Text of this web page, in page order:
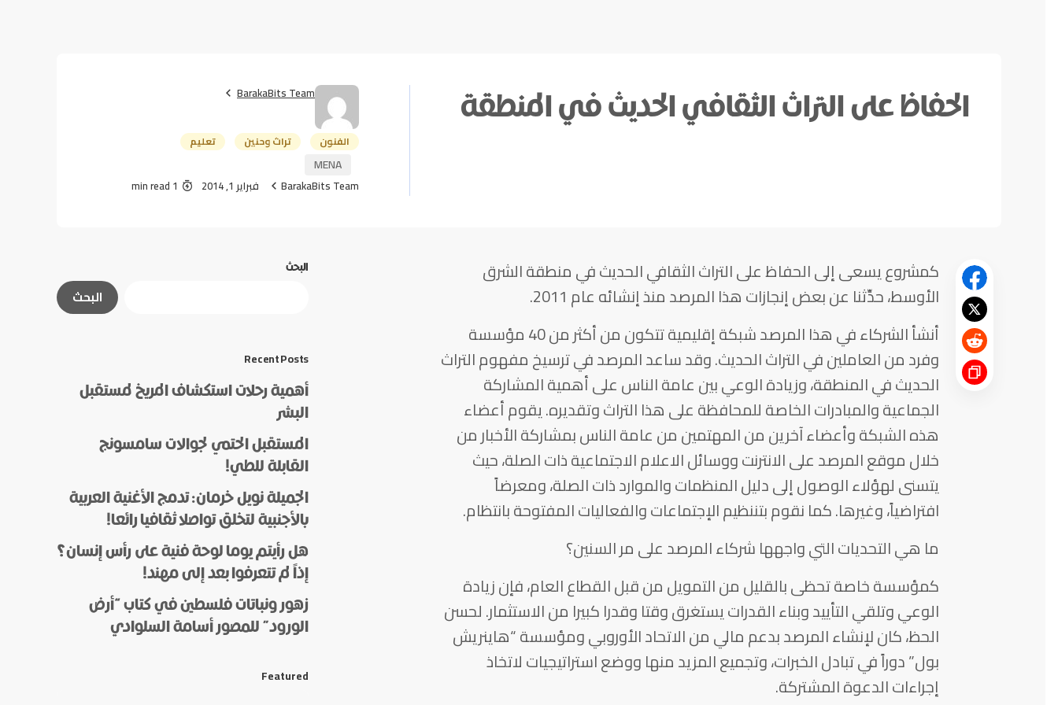
الحفاظ على التراث الثقافي الحديث في المنطقة BarakaBits Team
الفنون تراث وحنين تعليم
MENA
BarakaBits Team فبراير 1, 2014 1 min read
كمشروع يسعى إلى الحفاظ على التراث الثقافي الحديث في منطقة الشرق
الأوسط، حدِّثنا عن بعض إنجازات هذا المرصد منذ إنشائه عام 2011.
أنشأ الشركاء في هذا المرصد شبكة إقليمية تتكون من أكثر من 40 مؤسسة
وفرد من العاملين في التراث الحديث. وقد ساعد المرصد في ترسيخ مفهوم التراث
الحديث في المنطقة، وزيادة الوعي بين عامة الناس على أهمية المشاركة
الجماعية والمبادرات الخاصة للمحافظة على هذا التراث وتقديره. يقوم أعضاء
هذه الشبكة وأعضاء آخرين من المهتمين من عامة الناس بمشاركة الأخبار من
خلال موقع المرصد على الانترنت ووسائل الاعلام الاجتماعية ذات الصلة، حيث
يتسنى لهؤلاء الوصول إلى دليل المنظمات والموارد ذات الصلة، ومعرضاً
افتراضياً، وغيرها. كما نقوم بتننظيم الإجتماعات والفعاليات المفتوحة بانتظام.
ما هي التحديات التي واجهها شركاء المرصد على مر السنين؟
كمؤسسة خاصة تحظى بالقليل من التمويل من قبل القطاع العام، فإن زيادة
الوعي وتلقي التأييد وبناء القدرات يستغرق وقتا وقدرا كبيرا من الاستثمار. لحسن
الحظ، كان لإنشاء المرصد بدعم مالي من الاتحاد الأوروبي ومؤسسة “هاينريش
بول” دوراً في تبادل الخبرات، وتجميع المزيد منها ووضع استراتيجيات لاتخاذ
إجراءات الدعوة المشتركة.
البحث
البحث
Recent Posts
أهمية رحلات استكشاف المريخ لمستقبل
البشر
المستقبل الحتمي لجوالات سامسونج
القابلة للطي!
الجميلة نويل خرمان: تدمج الأغنية العربية
بالأجنبية لتخلق تواصلا ثقافيا رائعا!
هل رأيتم يوما لوحة فنية على رأس إنسان؟
إذاً لم تتعرفوا بعد إلى مهند!
زهور ونباتات فلسطين في كتاب “أرض
الورود” للمصور أسامة السلوادي
Featured